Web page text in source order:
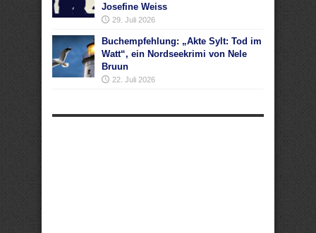
Josefine Weiss
29. Juli 2026
Buchempfehlung: „Akte Sylt: Tod im
Watt“, ein Nordseekrimi von Nele
Bruun
22. Juli 2026